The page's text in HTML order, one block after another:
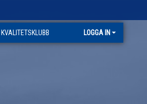
KVALITETSKLUBB LOGGA IN